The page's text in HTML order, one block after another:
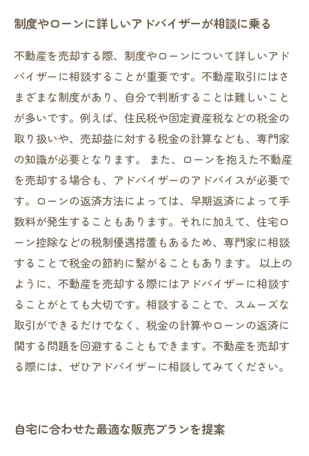
制度やローンに詳しいアドバイザーが相談に乗る
不動産を売却する際、制度やローンについて詳しいアド
バイザーに相談することが重要です。不動産取引にはさ
まざまな制度があり、自分で判断することは難しいこと
が多いです。例えば、住民税や固定資産税などの税金の
取り扱いや、売却益に対する税金の計算なども、専門家
の知識が必要となります。 また、ローンを抱えた不動産
を売却する場合も、アドバイザーのアドバイスが必要で
す。ローンの返済方法によっては、早期返済によって手
数料が発生することもあります。それに加えて、住宅ロ
ーン控除などの税制優遇措置もあるため、専門家に相談
することで税金の節約に繋がることもあります。 以上の
ように、不動産を売却する際にはアドバイザーに相談す
ることがとても大切です。相談することで、スムーズな
取引ができるだけでなく、税金の計算やローンの返済に
関する問題を回避することもできます。不動産を売却す
る際には、ぜひアドバイザーに相談してみてください。
自宅に合わせた最適な販売プランを提案